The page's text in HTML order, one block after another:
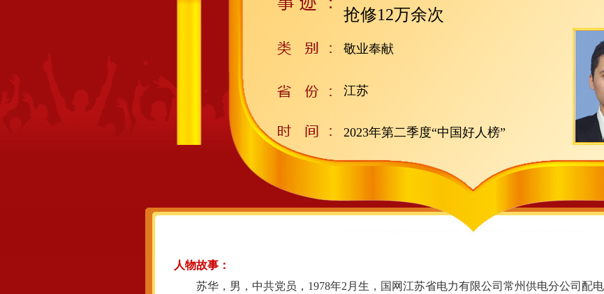
抢修12万余次
敬业奉献
江苏
2023年第二季度“中国好人榜”
人物故事：
苏华，男，中共党员，1978年2月生，国网江苏省电力有限公司常州供电分公司配